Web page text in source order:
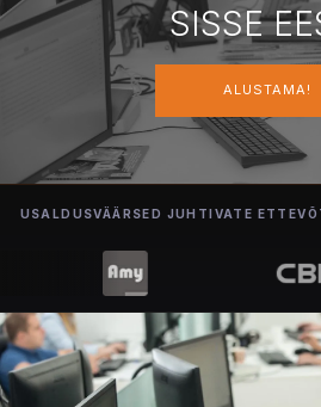
EESTI
ALUSTAMA
SISSE
ALUSTAMA!
USALDUSVÄÄRSED JUHTIVATE